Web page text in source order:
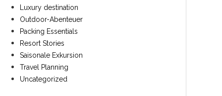
Luxury destination
Outdoor-Abenteuer
Packing Essentials
Resort Stories
Saisonale Exkursion
Travel Planning
Uncategorized